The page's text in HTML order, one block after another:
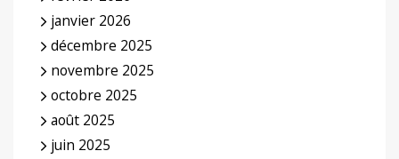
janvier 2026
décembre 2025
novembre 2025
octobre 2025
août 2025
juin 2025